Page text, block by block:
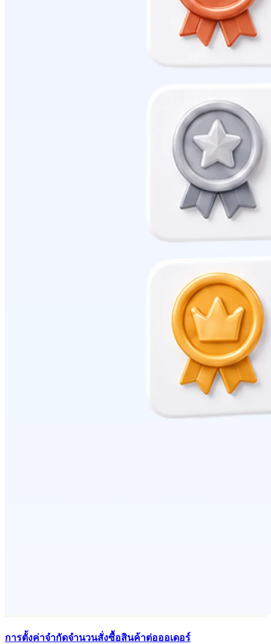
การตั้งค่าจำกัดจำนวนสั่งซื้อสินค้าต่อออเดอร์